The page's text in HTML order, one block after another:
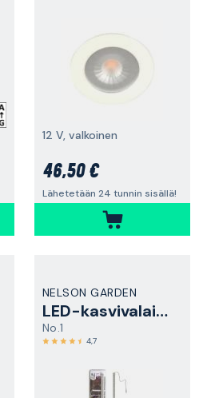
12 V, valkoinen
46,50 €
Lähetetään 24 tunnin sisällä!
NELSON GARDEN
LED-kasvivalaisin
No.1
4,7